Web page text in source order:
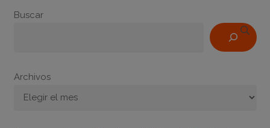
Buscar
Archivos